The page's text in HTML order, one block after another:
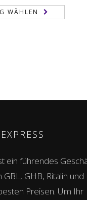
150,00 €
bis
WÄHLEN
ein führendes
GBL, GHB, Ritalin
Preisen. Um Ihr